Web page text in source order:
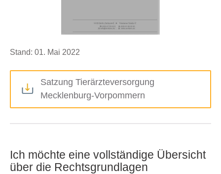
Stand: 01. Mai 2022
Satzung Tierärzteversorgung
Mecklenburg-Vorpommern
Ich möchte eine vollständige Übersicht
über die Rechtsgrundlagen